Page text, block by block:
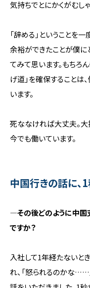
気持ちでとにかくがむし
「辞める」ということを
余裕ができたことが僕に
てみて思います。もちろ
げ道」を確保することは
います。
死ななければ大丈夫。大
今でも働いています。
中国行きの話に、
―その後どのように中国
ですか？
入社して1年経たないと
れ、「怒られるのかな……